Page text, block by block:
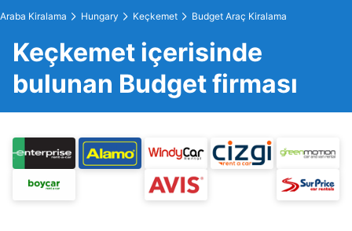
Araba Kiralama Hungary Keçkemet Budget Araç Kiralama
Keçkemet içerisinde
bulunan Budget firması